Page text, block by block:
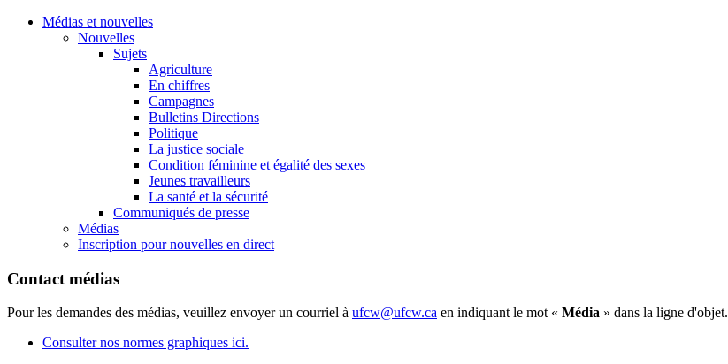
Médias et nouvelles
Nouvelles
Sujets
Agriculture
En chiffres
Campagnes
Bulletins Directions
Politique
La justice sociale
Condition féminine et égalité des sexes
Jeunes travailleurs
La santé et la sécurité
Communiqués de presse
Médias
Inscription pour nouvelles en direct
Contact médias
Pour les demandes des médias, veuillez envoyer un courriel à ufcw@ufcw.ca en indiquant le mot « Média » dans la ligne d'objet.
Consulter nos normes graphiques ici.